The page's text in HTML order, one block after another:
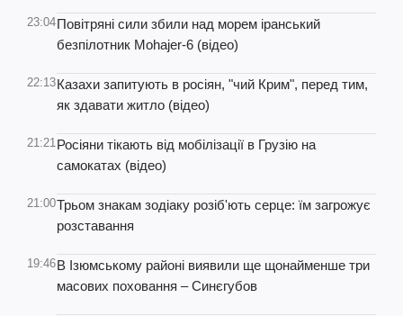
23:04Повітряні сили збили над морем іранський
безпілотник Mohajer-6 (відео)
22:13Казахи запитують в росіян, "чий Крим", перед тим,
як здавати житло (відео)
21:21Росіяни тікають від мобілізації в Грузію на
самокатах (відео)
21:00Трьом знакам зодіаку розіб'ють серце: їм загрожує
розставання
19:46В Ізюмському районі виявили ще щонайменше три
масових поховання – Синєгубов